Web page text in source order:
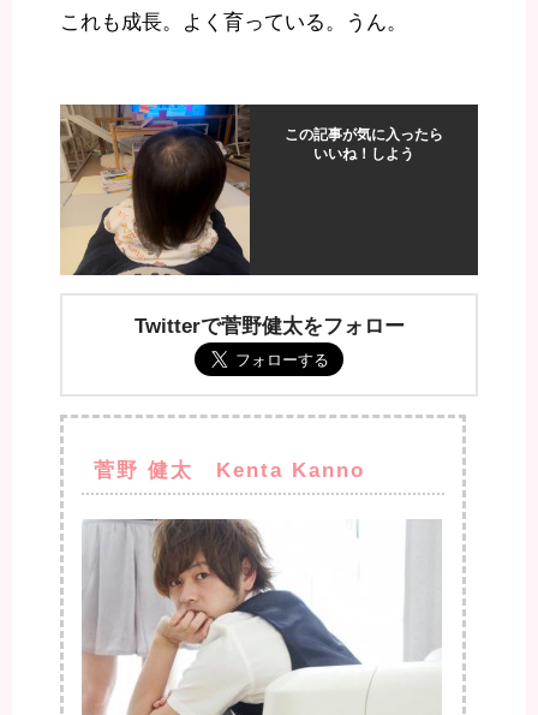
これも成長。よく育っている。うん。
この記事が気に入ったら
いいね！しよう
Twitterで菅野健太をフォロー
菅野 健太 Kenta Kanno